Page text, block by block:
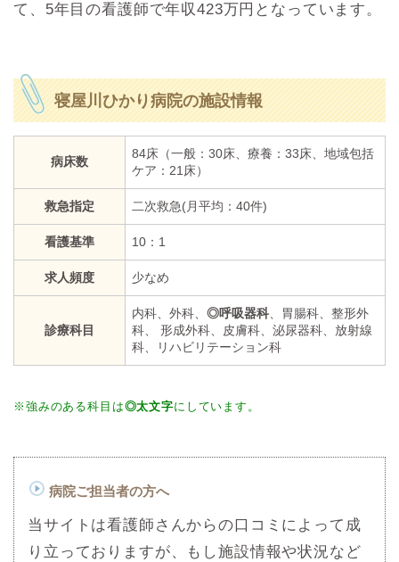
て、5年目の看護師で年収423万円となっています。
寝屋川ひかり病院の施設情報
病床数
84床（一般：30床、療養：33床、地域包括
ケア：21床）
救急指定 二次救急(月平均：40件)
看護基準 10：1
求人頻度 少なめ
診療科目
内科、外科、 ◎呼吸器科、胃腸科、整形外
科、 形成外科、皮膚科、泌尿器科、放射線
科、リハビリテーション科
※強みのある科目は◎太文字にしています。
病院ご担当者の方へ
当サイトは看護師さんからの口コミによって成
り立っておりますが、もし施設情報や状況など